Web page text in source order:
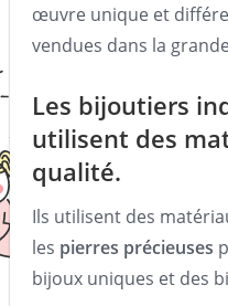
œuvre unique et
vendues dans la
Les bijoutiers
utilisent des
qualité.
Ils utilisent des
les pierres précieuses
bijoux uniques et des